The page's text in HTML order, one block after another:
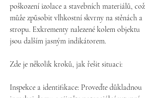
poškození izolace a stavebních materiálů, což
může způsobit vlhkostní skvrny na stěnách a
stropu. Exkrementy nalezené kolem objektu
jsou dalším jasným indikátorem.
Zde je několik kroků, jak řešit situaci:
Inspekce a identifikace: Proveďte důkladnou